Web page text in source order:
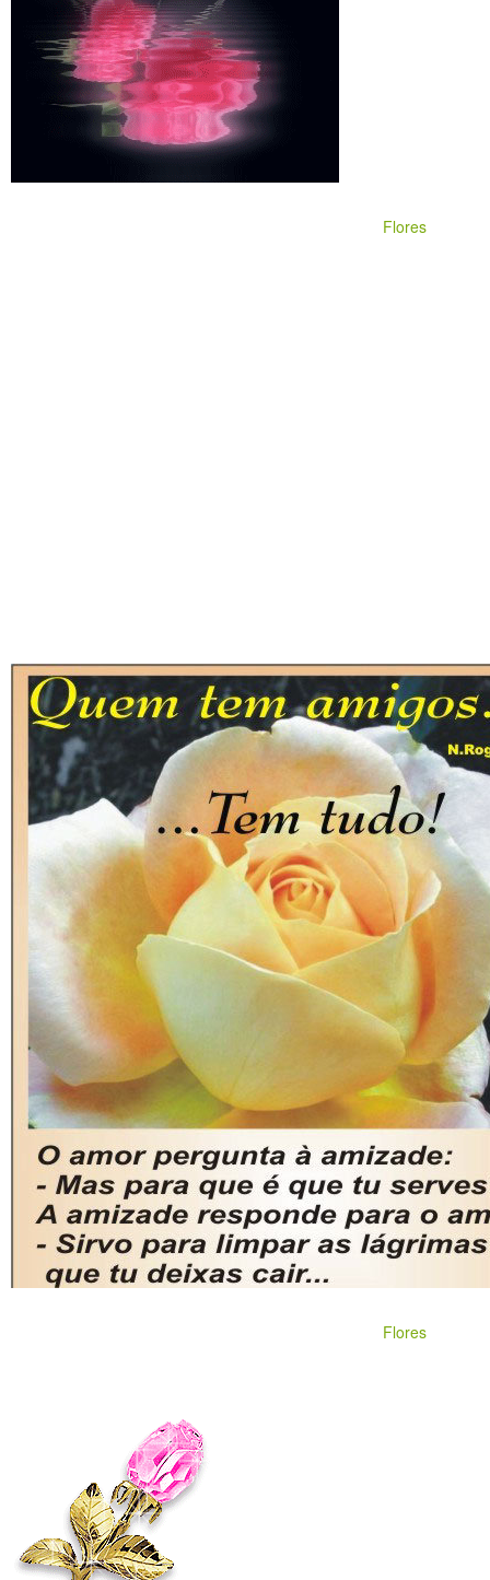
Flores
Flores